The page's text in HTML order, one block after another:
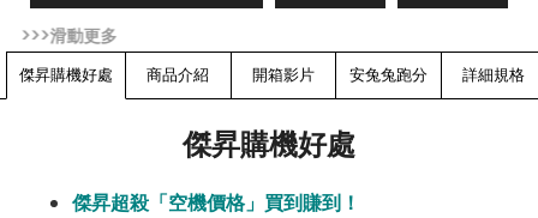
傑昇購機好處 商品介紹 開箱影片 安兔兔跑分 詳細規格
傑昇購機好處
傑昇超殺「空機價格」買到賺到！